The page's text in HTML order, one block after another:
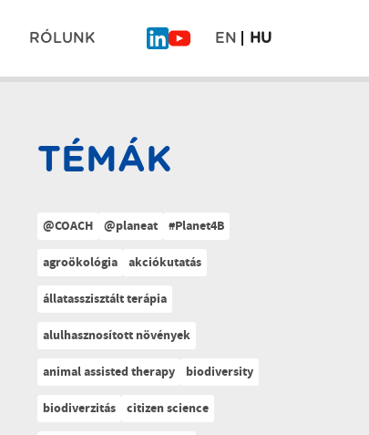
RÓLUNK EN HU
TÉMÁK
@COACH @planeat
#Planet4B
agroökológia
akciókutatás
állatasszisztált terápia
alulhasznosított növények
animal assisted therapy
biodiversity
biodiverzitás
citizen science